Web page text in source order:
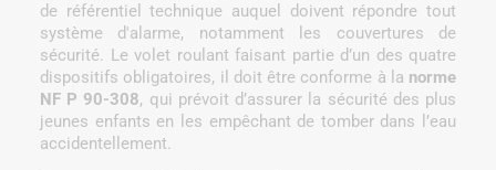
de référentiel technique auquel doivent répondre tout
système d'alarme, notamment les couvertures de
sécurité. Le volet roulant faisant partie d’un des quatre
dispositifs obligatoires, il doit être conforme à la norme
NF P 90-308, qui prévoit d’assurer la sécurité des plus
jeunes enfants en les empêchant de tomber dans l’eau
accidentellement.